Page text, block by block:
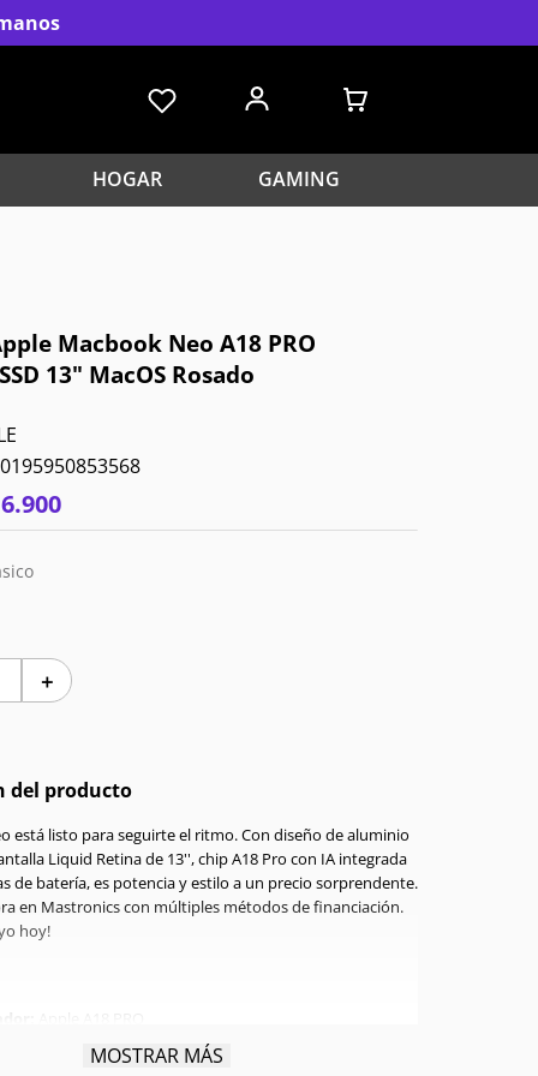
HOGAR GAMING
Macbook Neo A18 PRO
13" MacOS Rosado
0195950853568
.900
＋
del producto
está listo para seguirte el ritmo. Con diseño de aluminio
Liquid Retina de 13'', chip A18 Pro con IA integrada
de batería, es potencia y estilo a un precio sorprendente.
en Mastronics con múltiples métodos de financiación.
hoy!
256GB SSD
MOSTRAR MÁS